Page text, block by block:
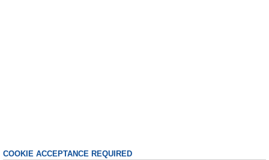
COOKIE ACCEPTANCE REQUIRED